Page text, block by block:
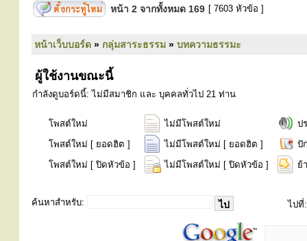
หน้า 2 จากทั้งหมด 169 [ 7603 หัวข้อ ]
หน้าเว็บบอร์ด » กลุ่มสาระธรรม » บทความธรรมะ
ผู้ใช้งานขณะนี้
กำลังดูบอร์ดนี้: ไม่มีสมาชิก และ บุคคลทั่วไป 21 ท่าน
โพสต์ใหม่ ไม่มีโพสต์ใหม่
ป
โพสต์ใหม่ [ ยอดฮิต ]
ไม่มีโพสต์ใหม่ [ ยอดฮิต ]
ปั
โพสต์ใหม่ [ ปิดหัวข้อ ]
ไม่มีโพสต์ใหม่ [ ปิดหัวข้อ ] ย้
ค้นหาสำหรับ: ไปที่: